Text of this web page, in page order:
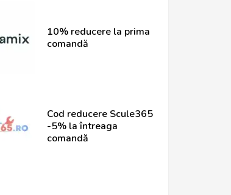
10% reducere la prima
comandă
Cod reducere Scule365
-5% la întreaga
comandă